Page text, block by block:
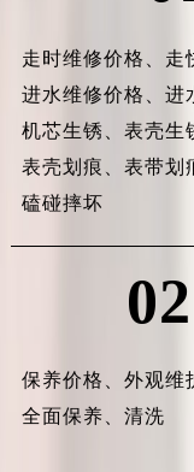
走时维修价格、 走
进水维修价格、 进
机芯生锈、 表壳生
表壳划痕、 表带划
磕碰摔坏
02
保养价格、 外观维
全面保养、 清洗